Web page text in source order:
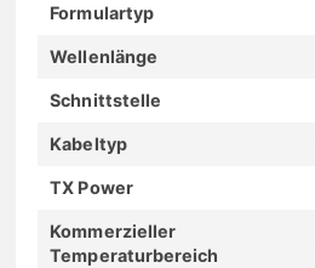
Formulartyp
Wellenlänge
Schnittstelle
Kabeltyp
TX Power
Kommerzieller
Temperaturbereich